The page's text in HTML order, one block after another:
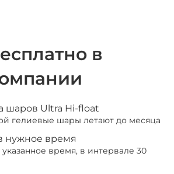
в
шаров Ultra Hi-float
гелиевые шары летают до месяца
нужное время
время, в интервале 30